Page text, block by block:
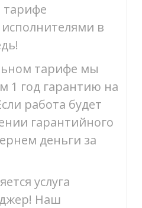
в
тарифе мы
1 год гарантию на
работа будет
гарантийного
деньги за
услуга
Наш